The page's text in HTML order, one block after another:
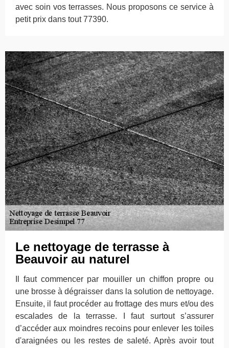
avec soin vos terrasses. Nous proposons ce service à
petit prix dans tout 77390.
Le nettoyage de terrasse à
Beauvoir au naturel
Il faut commencer par mouiller un chiffon propre ou
une brosse à dégraisser dans la solution de nettoyage.
Ensuite, il faut procéder au frottage des murs et/ou des
escalades de la terrasse. I faut surtout s’assurer
d’accéder aux moindres recoins pour enlever les toiles
d'araignées ou les restes de saleté. Après avoir tout